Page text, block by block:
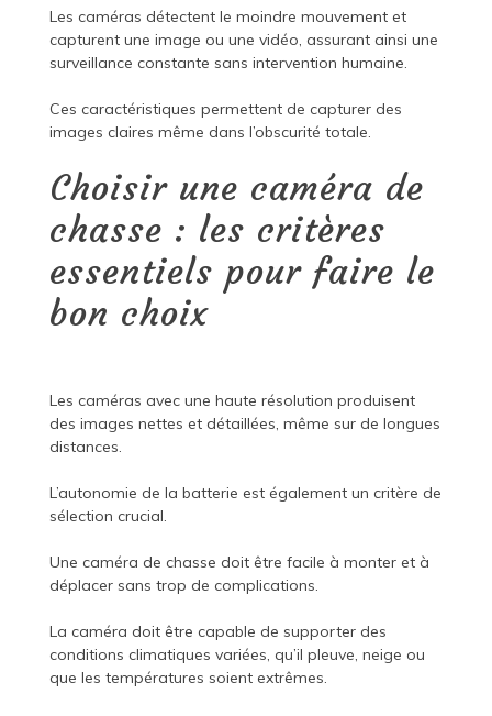
Les caméras détectent le moindre mouvement et
capturent une image ou une vidéo, assurant ainsi une
surveillance constante sans intervention humaine.
Ces caractéristiques permettent de capturer des
images claires même dans l’obscurité totale.
Choisir une caméra de
chasse : les critères
essentiels pour faire le
bon choix
Les caméras avec une haute résolution produisent
des images nettes et détaillées, même sur de longues
distances.
L’autonomie de la batterie est également un critère de
sélection crucial.
Une caméra de chasse doit être facile à monter et à
déplacer sans trop de complications.
La caméra doit être capable de supporter des
conditions climatiques variées, qu’il pleuve, neige ou
que les températures soient extrêmes.